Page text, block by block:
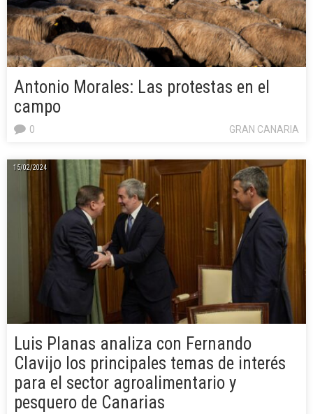
Antonio Morales: Las protestas en el
campo
GRAN CANARIA
0
15/02/2024
Luis Planas analiza con Fernando
Clavijo los principales temas de interés
para el sector agroalimentario y
pesquero de Canarias